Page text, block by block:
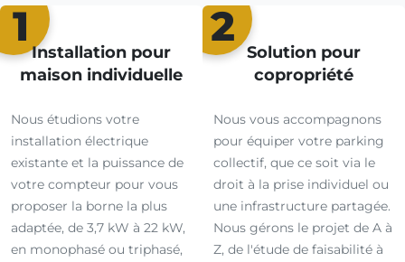
1
Installation pour
maison individuelle
Nous étudions votre
installation électrique
existante et la puissance de
votre compteur pour vous
proposer la borne la plus
adaptée, de 3,7 kW à 22 kW,
en monophasé ou triphasé,
2
Solution pour
copropriété
Nous vous accompagnons
pour équiper votre parking
collectif, que ce soit via le
droit à la prise individuel ou
une infrastructure partagée.
Nous gérons le projet de A à
Z, de l'étude de faisabilité à